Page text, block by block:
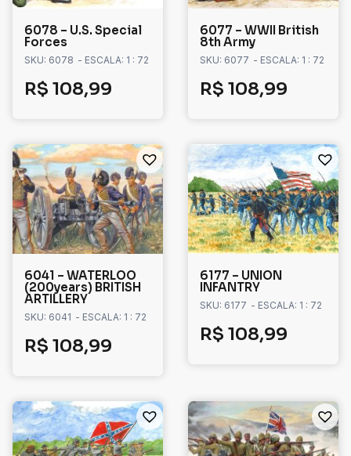
6078 – U.S. Special
Forces
SKU: 6078 - ESCALA: 1 : 72
R$ 108,99
6077 – WWII British
8th Army
SKU: 6077 - ESCALA: 1 : 72
R$ 108,99
6041 – WATERLOO
(200years) BRITISH
ARTILLERY
SKU: 6041 - ESCALA: 1 : 72
R$ 108,99
6177 – UNION
INFANTRY
SKU: 6177 - ESCALA: 1 : 72
R$ 108,99